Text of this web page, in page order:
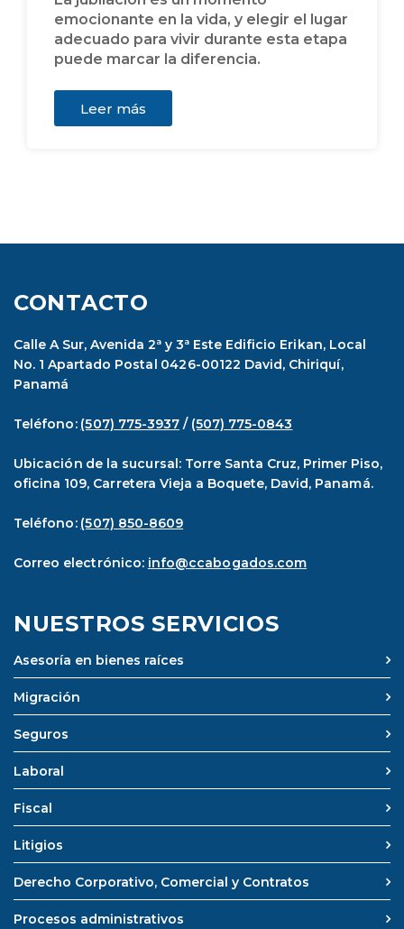
emocionante en la vida, y elegir el lugar
adecuado para vivir durante esta etapa
puede marcar la diferencia.
Leer más
CONTACTO
Calle A Sur, Avenida 2ª y 3ª Este Edificio Erikan, Local
No. 1 Apartado Postal 0426-00122 David, Chiriquí,
Panamá
Teléfono: (507) 775-3937 / (507) 775-0843
Ubicación de la sucursal: Torre Santa Cruz, Primer Piso,
oficina 109, Carretera Vieja a Boquete, David, Panamá.
Teléfono: (507) 850-8609
Correo electrónico: info@ccabogados.com
NUESTROS SERVICIOS
Asesoría en bienes raíces
Migración
Seguros
Laboral
Fiscal
Litigios
Derecho Corporativo, Comercial y Contratos
Procesos administrativos